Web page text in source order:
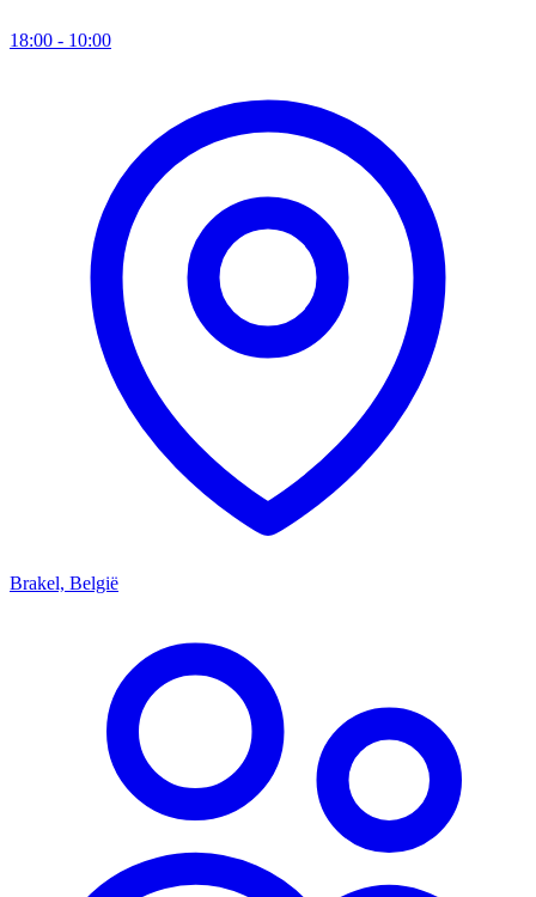
18:00 - 10:00
Brakel, België